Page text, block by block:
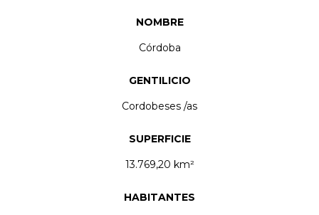
NOMBRE
Córdoba
GENTILICIO
Cordobeses /as
SUPERFICIE
13.769,20 km²
HABITANTES